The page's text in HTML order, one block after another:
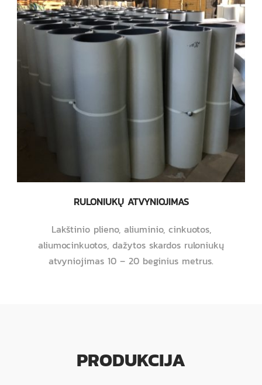
RULONIUKŲ ATVYNIOJIMAS
Lakštinio plieno, aliuminio, cinkuotos,
aliumocinkuotos, dažytos skardos ruloniukų
atvyniojimas 10 – 20 beginius metrus.
PRODUKCIJA